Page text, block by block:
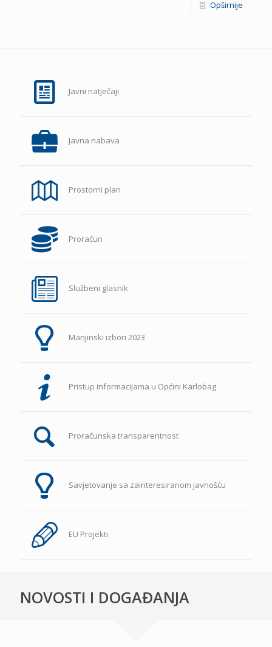
Opširnije
Javni natječaji
Javna nabava
Prostorni plan
Proračun
Službeni glasnik
Manjinski izbori 2023
Pristup informacijama u Općini Karlobag
Proračunska transparentnost
Savjetovanje sa zainteresiranom javnošću
EU Projekti
NOVOSTI I DOGAĐANJA